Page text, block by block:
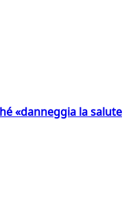
«danneggia la salute